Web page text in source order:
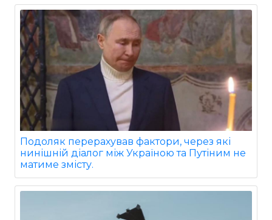
Подоляк перерахував фактори, через які
нинішній діалог між Україною та Путіним не
матиме змісту.